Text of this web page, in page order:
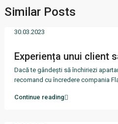
Similar Posts
Experiența unui client
30.03.2023
Dacă te gândești să închiriezi
recomand cu încredere compania
Continue reading